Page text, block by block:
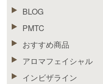
BLOG
PMTC
おすすめ商品
アロマフェイシャル
インビザライン